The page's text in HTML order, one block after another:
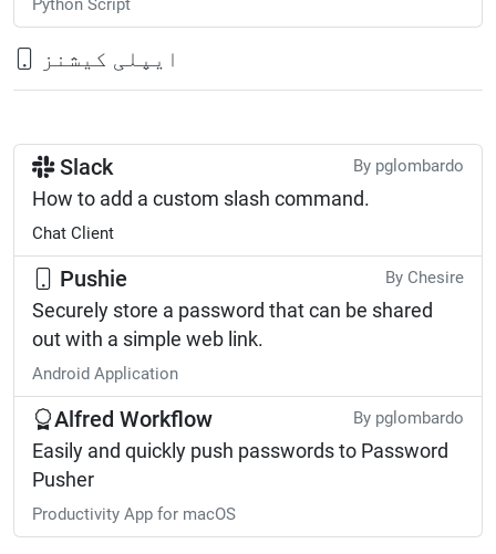
Python Script
ایپلی کیشنز
Slack By pglombardo
How to add a custom slash command.
Chat Client
Pushie By Chesire
Securely store a password that can be shared
out with a simple web link.
Android Application
Alfred Workflow By pglombardo
Easily and quickly push passwords to Password
Pusher
Productivity App for macOS